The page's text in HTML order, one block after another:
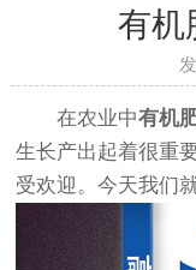
有机
在农业中有机
生长产出起着很重
受欢迎。今天我们